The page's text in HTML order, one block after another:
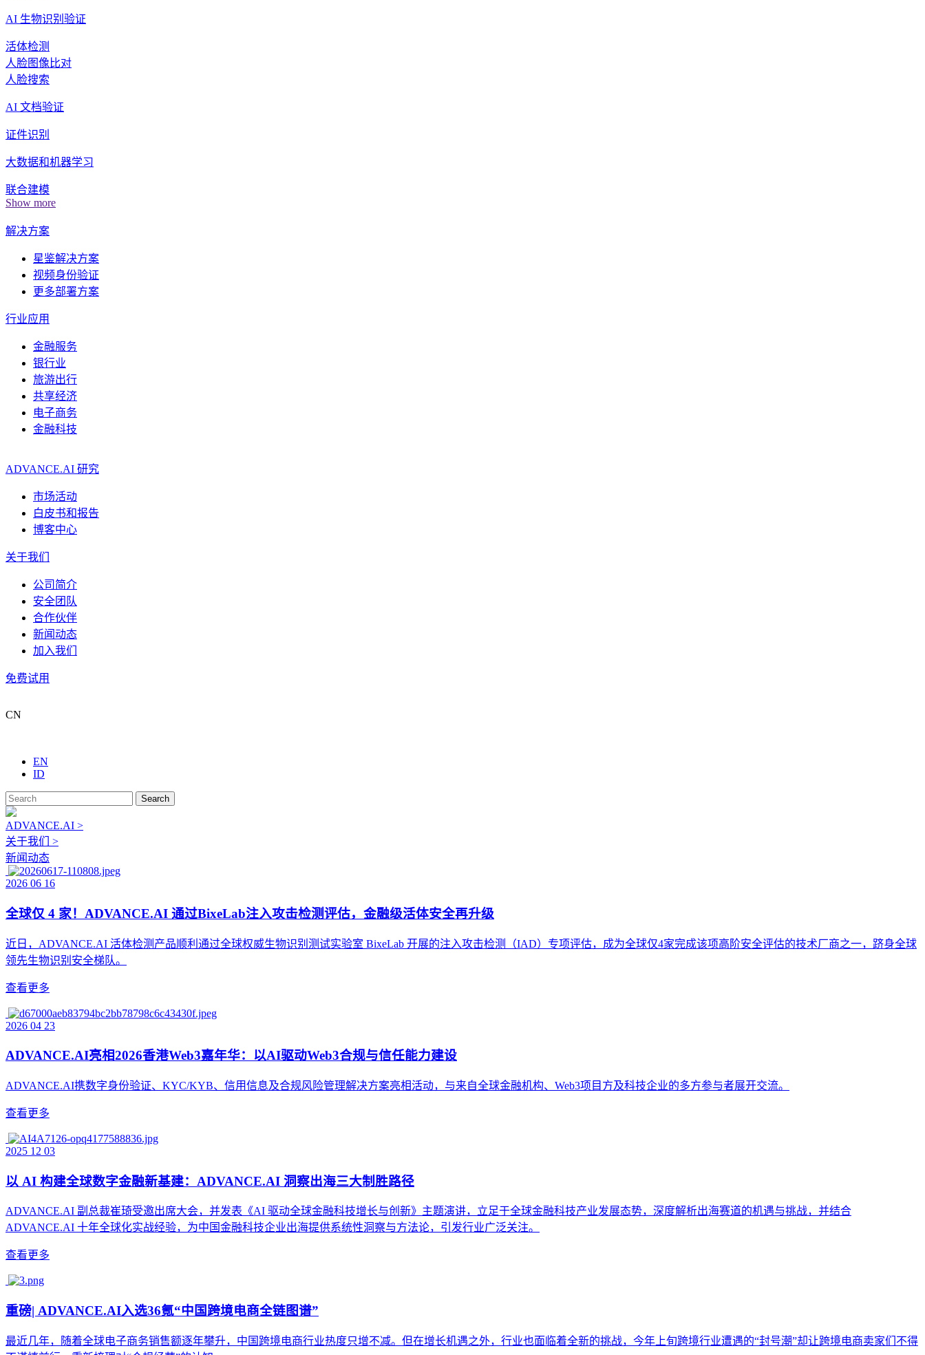
AI 生物识别验证
活体检测
人脸图像比对
人脸搜索
AI 文档验证
证件识别
大数据和机器学习
联合建模
Show more
解决方案
星鉴解决方案
视频身份验证
更多部署方案
行业应用
金融服务
银行业
旅游出行
共享经济
电子商务
金融科技
ADVANCE.AI 研究
市场活动
白皮书和报告
博客中心
关于我们
公司简介
安全团队
合作伙伴
新闻动态
加入我们
免费试用
CN
EN
ID
Search
ADVANCE.AI >
关于我们 >
新闻动态
2026 06 16
全球仅 4 家！ADVANCE.AI 通过BixeLab注入攻击检测评估，金融级活体安全再升级
近日，ADVANCE.AI 活体检测产品顺利通过全球权威生物识别测试实验室 BixeLab 开展的注入攻击检测（IAD）专项评估，成为全球仅4家完成该项高阶安全评估的技术厂商之一，跻身全球
领先生物识别安全梯队。
查看更多
2026 04 23
ADVANCE.AI亮相2026香港Web3嘉年华：以AI驱动Web3合规与信任能力建设
ADVANCE.AI携数字身份验证、KYC/KYB、信用信息及合规风险管理解决方案亮相活动，与来自全球金融机构、Web3项目方及科技企业的多方参与者展开交流。
查看更多
2025 12 03
以 AI 构建全球数字金融新基建：ADVANCE.AI 洞察出海三大制胜路径
ADVANCE.AI 副总裁崔琦受邀出席大会，并发表《AI 驱动全球金融科技增长与创新》主题演讲，立足于全球金融科技产业发展态势，深度解析出海赛道的机遇与挑战，并结合
ADVANCE.AI 十年全球化实战经验，为中国金融科技企业出海提供系统性洞察与方法论，引发行业广泛关注。
查看更多
重磅| ADVANCE.AI入选36氪“中国跨境电商全链图谱”
最近几年，随着全球电子商务销售额逐年攀升，中国跨境电商行业热度只增不减。但在增长机遇之外，行业也面临着全新的挑战，今年上旬跨境行业遭遇的“封号潮”却让跨境电商卖家们不得